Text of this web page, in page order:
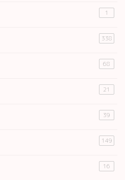
1
338
68
21
39
149
16